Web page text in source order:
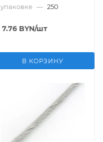
упаковке — 250
7.76 BYN/шт
В КОРЗИНУ